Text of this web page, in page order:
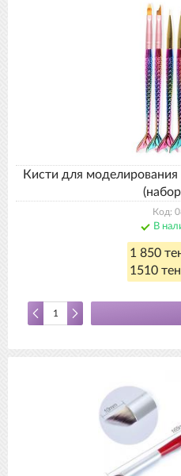
Кисти для моделирования
Код:
В
1 850
1510